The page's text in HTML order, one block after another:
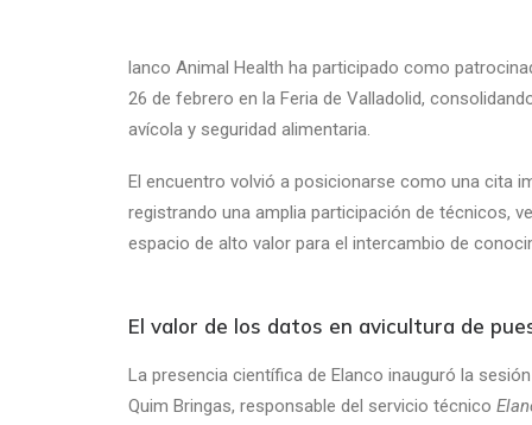
lanco Animal Health ha participado como
26 de febrero en la Feria de Valladolid,
avícola y seguridad alimentaria.
El encuentro volvió a posicionarse como una cita
registrando una amplia participación de técnicos,
espacio de alto valor para el intercambio de
El valor de los datos en avicultura de
La presencia científica de Elanco inauguró la
Quim Bringas, responsable del servicio técnico